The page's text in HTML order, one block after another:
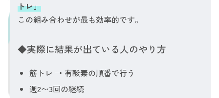
トレ」
この組み合わせが最も効率的です。
◆実際に結果が出ている人のやり方
筋トレ → 有酸素の順番で行う
週2〜3回の継続